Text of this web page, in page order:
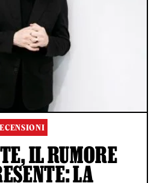
IL RUMORE
LA